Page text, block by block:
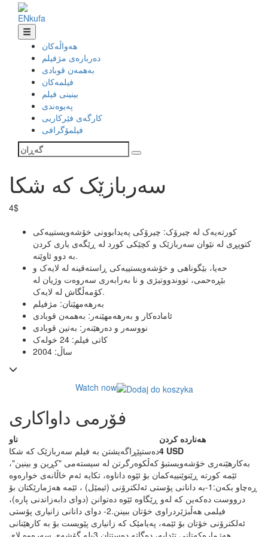
ENkufa
هەواڵەکان
دەربارەی مژفیلم
بەهمەن قوبادی
فیلمەکان
بینینی فیلم
پەیوەندی
کارگەی فێرکاریی
فیلمۆگرافی
سەربازێک کە شکا
4$
کورتەیەک لە چیرۆک: چیرۆکی پەیدابوونی خۆشەویستییەکی
کتوپڕی لە نێوان سەربازێک و کچێکی کورد لە ڕێگەی یاری کردن
بە دوو ئاوێنە.
حەیا، بێگوناهی و خۆشەویستییەکی ڕاستەقینە لە لایەک و
بێڕەحمی، تووندووتیژی و نا بەرابەری سەروەت وژیان لە
کۆمەڵگاش لە لایەک.
بەرهەمهێنان: مژفیلم
ئامادەکار و بەرهەمهێنەر: بەهمەن قوبادی
نووسەر و دەرهێنەر: بەتین قوبادی
کاتی فیلم: 24 خولەک
ساڵ: 2004
Watch now
فۆرمی داواکاری
ناو
ھەناردە کردن
دەستپێڕاگەیشتن بە فیلم سەربازێک کە شکا4 USD
بەکارهێنەری خۆشەویستبۆ کەڵکوەرگرتن لە سیستەمی "کڕین و بینین"،
ئێمە کورتە ڕێنوێنییەکمان بۆ ئێوە داناوە، تکایە ئەم خاڵانەی خوارەوە
ڕەچاو بکەن: 1-بە دانانی پۆستی ئەلکترۆنی (ئیمێل) ، ئێمە هەژمارێکتان بۆ
درووست دەکەین کە لەو ڕێگاوە ئێوە دەتوانن (دوای دابەزاندنی پارە)،
فیلمی هەڵبژێردراوی خۆتان ببینن. 2- دوای دانانی زانیاری پۆستی
ئەلکترۆنی خۆتان بۆ ئێمە، پەیامێک کە زانیاری پێویست بۆ بە کارهێنانی
هەژمارەکەتانی تێدایە، دەگاتە دەستتان.
3-له گۆشه‌ی سەرەوە لای